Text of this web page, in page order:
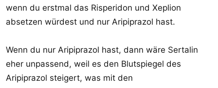
wenn du erstmal das Risperidon und Xeplion
absetzen würdest und nur Aripiprazol hast.
Wenn du nur Aripiprazol hast, dann wäre Sertalin
eher unpassend, weil es den Blutspiegel des
Aripiprazol steigert, was mit den